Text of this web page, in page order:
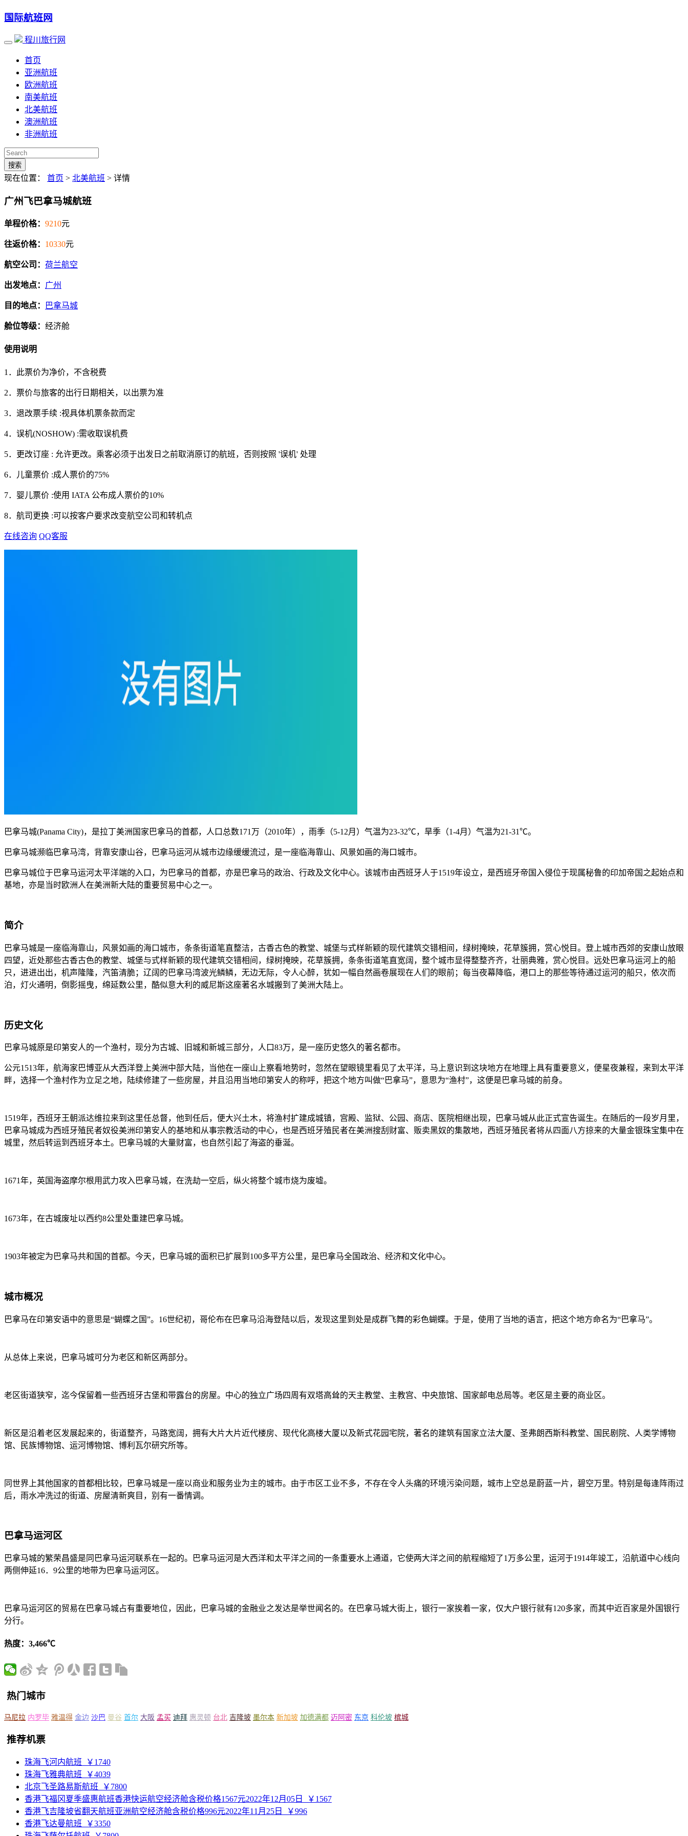
国际航班网
程川旅行网
首页
亚洲航班
欧洲航班
南美航班
北美航班
澳洲航班
非洲航班
搜索
现在位置： 首页 > 北美航班 > 详情
广州飞巴拿马城航班
单程价格： 9210元
往返价格： 10330元
航空公司： 荷兰航空
出发地点： 广州
目的地点： 巴拿马城
舱位等级： 经济舱
使用说明
1．此票价为净价，不含税费
2．票价与旅客的出行日期相关，以出票为准
3．退改票手续 :视具体机票条款而定
4．误机(NOSHOW) :需收取误机费
5．更改订座 : 允许更改。乘客必须于出发日之前取消原订的航班，否则按照 '误机' 处理
6．儿童票价 :成人票价的75%
7．婴儿票价 :使用 IATA 公布成人票价的10%
8．航司更换 :可以按客户要求改变航空公司和转机点
在线咨询 QQ客服
巴拿马城(Panama City)，是拉丁美洲国家巴拿马的首都，人口总数171万（2010年），雨季（5-12月）气温为23-32℃，旱季（1-4月）气温为21-31℃。
巴拿马城濒临巴拿马湾，背靠安康山谷，巴拿马运河从城市边缘缓缓流过，是一座临海靠山、风景如画的海口城市。
巴拿马城位于巴拿马运河太平洋端的入口，为巴拿马的首都，亦是巴拿马的政治、行政及文化中心。该城市由西班牙人于1519年设立，是西班牙帝国入侵位于现属秘鲁的印加帝国之起始点和
基地，亦是当时欧洲人在美洲新大陆的重要贸易中心之一。
简介
巴拿马城是一座临海靠山，风景如画的海口城市，条条街道笔直整洁，古香古色的教堂、城堡与式样新颖的现代建筑交错相间，绿树掩映，花草簇拥，赏心悦目。登上城市西郊的安康山放眼
四望，近处那些古香古色的教堂、城堡与式样新颖的现代建筑交错相间，绿树掩映，花草簇拥，条条街道笔直宽阔，整个城市显得整整齐齐，壮丽典雅，赏心悦目。远处巴拿马运河上的船
只，进进出出，机声隆隆，汽笛清脆；辽阔的巴拿马湾波光鳞鳞，无边无际，令人心醉，犹如一幅自然画卷展现在人们的眼前；每当夜幕降临，港口上的那些等待通过运河的船只，依次而
泊，灯火通明，倒影摇曳，绵延数公里，酷似意大利的威尼斯这座著名水城搬到了美洲大陆上。
历史文化
巴拿马城原是印第安人的一个渔村，现分为古城、旧城和新城三部分，人口83万，是一座历史悠久的著名都市。
公元1513年，航海家巴博亚从大西洋登上美洲中部大陆，当他在一座山上察看地势时，忽然在望眼镜里看见了太平洋，马上意识到这块地方在地理上具有重要意义，便星夜兼程，来到太平洋
畔，选择一个渔村作为立足之地，陆续修建了一些房屋，并且沿用当地印第安人的称呼，把这个地方叫做“巴拿马”，意思为“渔村”，这便是巴拿马城的前身。
1519年，西班牙王朝派达维拉来到这里任总督，他到任后，便大兴土木，将渔村扩建成城镇，宫殿、监狱、公园、商店、医院相继出现，巴拿马城从此正式宣告诞生。在随后的一段岁月里，
巴拿马城成为西班牙殖民者奴役美洲印第安人的基地和从事宗教活动的中心，也是西班牙殖民者在美洲搜刮财富、贩卖黑奴的集散地，西班牙殖民者将从四面八方掠来的大量金银珠宝集中在
城里，然后转运到西班牙本土。巴拿马城的大量财富，也自然引起了海盗的垂涎。
1671年，英国海盗摩尔根用武力攻入巴拿马城，在洗劫一空后，纵火将整个城市烧为废墟。
1673年，在古城废址以西约8公里处重建巴拿马城。
1903年被定为巴拿马共和国的首都。今天，巴拿马城的面积已扩展到100多平方公里，是巴拿马全国政治、经济和文化中心。
城市概况
巴拿马在印第安语中的意思是“蝴蝶之国”。16世纪初，哥伦布在巴拿马沿海登陆以后，发现这里到处是成群飞舞的彩色蝴蝶。于是，使用了当地的语言，把这个地方命名为“巴拿马”。
从总体上来说，巴拿马城可分为老区和新区两部分。
老区街道狭窄，迄今保留着一些西班牙古堡和带露台的房屋。中心的独立广场四周有双塔高耸的天主教堂、主教宫、中央旅馆、国家邮电总局等。老区是主要的商业区。
新区是沿着老区发展起来的，街道整齐，马路宽阔，拥有大片大片近代楼房、现代化高楼大厦以及新式花园宅院，著名的建筑有国家立法大厦、圣弗朗西斯科教堂、国民剧院、人类学博物
馆、民族博物馆、运河博物馆、博利瓦尔研究所等。
同世界上其他国家的首都相比较，巴拿马城是一座以商业和服务业为主的城市。由于市区工业不多，不存在令人头痛的环境污染问题，城市上空总是蔚蓝一片，碧空万里。特别是每逢阵雨过
后，雨水冲洗过的街道、房屋清新爽目，别有一番情调。
巴拿马运河区
巴拿马城的繁荣昌盛是同巴拿马运河联系在一起的。巴拿马运河是大西洋和太平洋之间的一条重要水上通道，它使两大洋之间的航程缩短了1万多公里，运河于1914年竣工，沿航道中心线向
两侧伸延16．9公里的地带为巴拿马运河区。
巴拿马运河区的贸易在巴拿马城占有重要地位，因此，巴拿马城的金融业之发达是举世闻名的。在巴拿马城大街上，银行一家挨着一家，仅大户银行就有120多家，而其中近百家是外国银行
分行。
热度：3,466℃
热门城市
马尼拉 内罗毕 雅温得 金边 沙巴 曼谷 首尔 大阪 孟买 迪拜 惠灵顿 台北 吉隆坡 墨尔本 新加坡 加德满都 迈阿密 东京 科伦坡 槟城
推荐机票
珠海飞河内航班
￥1740
珠海飞雅典航班
￥4039
北京飞圣路易斯航班
￥7800
香港飞福冈夏季盛惠航班香港快运航空经济舱含税价格1567元2022年12月05日
￥1567
香港飞吉隆坡省翻天航班亚洲航空经济舱含税价格996元2022年11月25日
￥996
香港飞达曼航班
￥3350